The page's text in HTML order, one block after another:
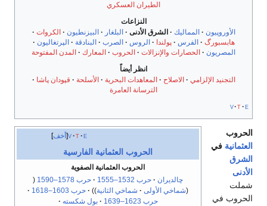
الطيران العسكري
النزاعات
الأوروپيون
المماليك الشرق الأدنى البلغار البيزنطيون
الكروات
هابسبورگ
الفرس پولندا الروس الصرب البنادقة
الپرتغاليون
المصريون
الحصارات والإنزالات الحروب المعارك
المدن المفتوحة
انظر أيضاً
التجنيد الإلزامي
الاصلاح المعاهدات البحرية الأسلحة
قپودان پاشا
الترسانة العامرة
v t e
أخف v t e
الحروب العثمانية الفارسية
الحروب العثمانية الصفوية
چالديران
حرب 1532–1555
حرب 1578–1590
شماخي الأولى
شماخي الثانية
حرب 1603–1618
حرب 1623–1639
بول شكسته
الحروب
العثمانية في
الشرق
الأدنى
شملت
الحروب في